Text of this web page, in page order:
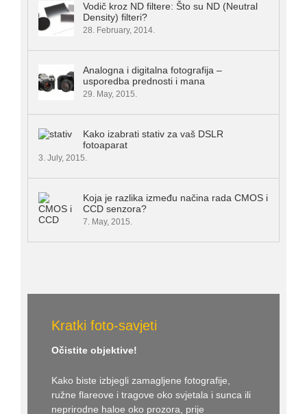
Vodič kroz ND filtere: Što su ND (Neutral
Density) filteri?
28. February, 2014.
Analogna i digitalna fotografija –
usporedba prednosti i mana
29. May, 2015.
Kako izabrati stativ za vaš DSLR
fotoaparat
3. July, 2015.
Koja je razlika između načina rada CMOS i
CCD senzora?
7. May, 2015.
Kratki foto-savjeti
Očistite objektive!
Kako biste izbjegli zamagljene fotografije,
ružne flareove i tragove oko svjetala i sunca ili
neprirodne haloe oko prozora, prije